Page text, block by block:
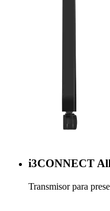
i3CONNECT
Transmisor para